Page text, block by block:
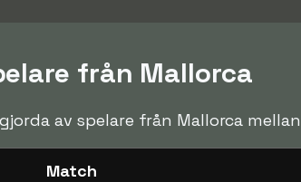
från Mallorca
av spelare från Mallorca
Match